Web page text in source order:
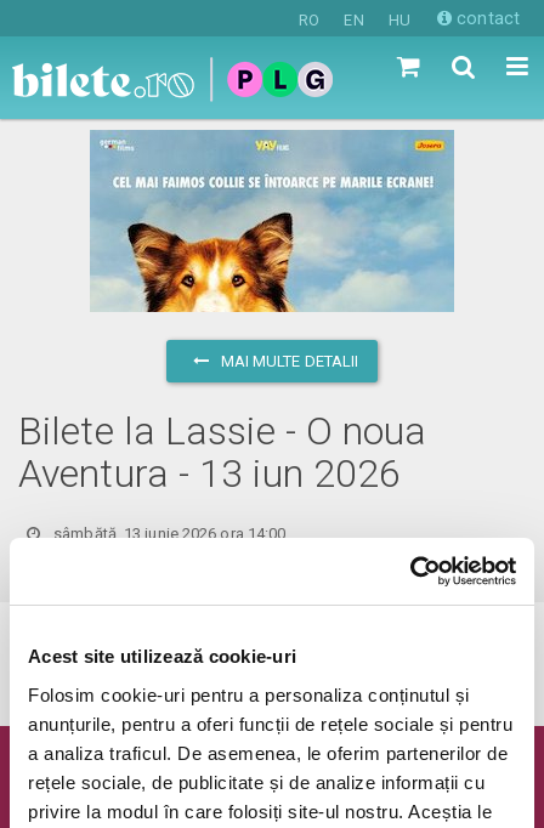
Acest site utilizează cookie-uri
Folosim cookie-uri pentru a personaliza conținutul și
anunțurile, pentru a oferi funcții de rețele sociale și pentru
a analiza traficul. De asemenea, le oferim partenerilor de
rețele sociale, de publicitate și de analize informații cu
privire la modul în care folosiți site-ul nostru. Aceștia le
RO EN HU contact
MAI MULTE DETALII
Bilete la Lassie - O noua
Aventura - 13 iun 2026
sâmbătă, 13 iunie 2026 ora 14:00
vezi pe harta
Evenimentul a expirat.
Newsletter @ Bilete.ro